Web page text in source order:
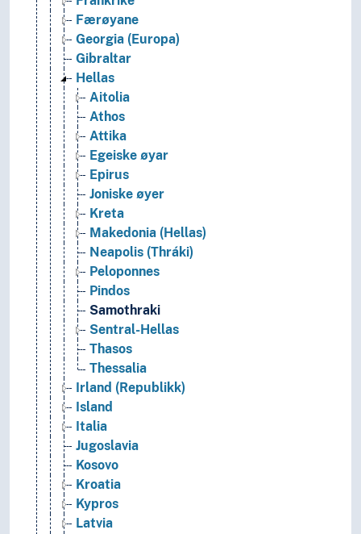
Færøyane
Georgia (Europa)
Gibraltar
Hellas
Aitolia
Athos
Attika
Egeiske øyar
Epirus
Joniske øyer
Kreta
Makedonia (Hellas)
Neapolis (Thráki)
Peloponnes
Pindos
Samothraki
Sentral-Hellas
Thasos
Thessalia
Irland (Republikk)
Island
Italia
Jugoslavia
Kosovo
Kroatia
Kypros
Latvia